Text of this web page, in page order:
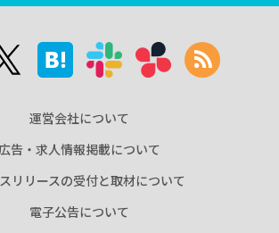
運営会社について
告・求人情報掲載について
リリースの受付と取材について
電子公告について